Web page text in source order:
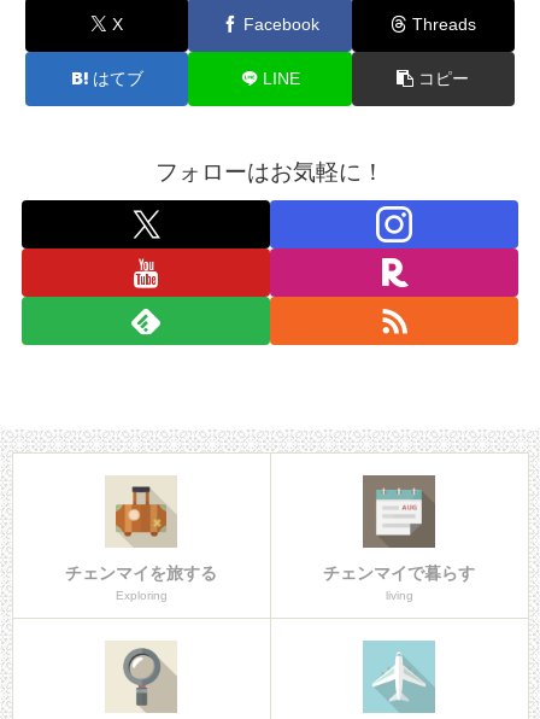
X Facebook Threads
はてブ LINE コピー
フォローはお気軽に！
チェンマイを旅する
Exploring
チェンマイで暮らす
living